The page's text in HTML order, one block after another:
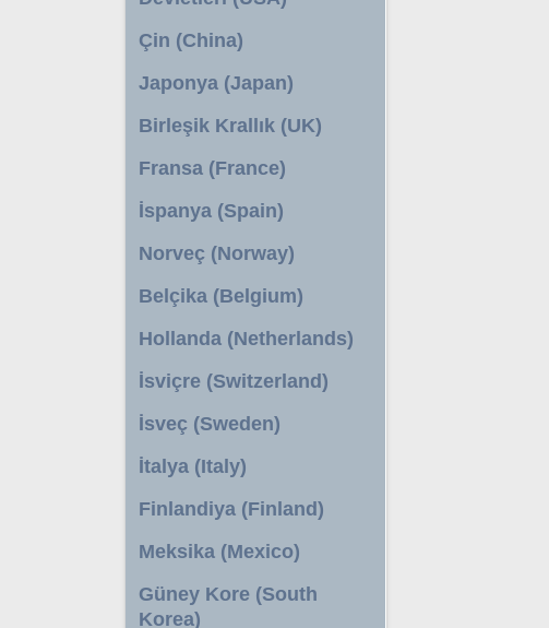
Çin (China)
Japonya (Japan)
Birleşik Krallık (UK)
Fransa (France)
İspanya (Spain)
Norveç (Norway)
Belçika (Belgium)
Hollanda (Netherlands)
İsviçre (Switzerland)
İsveç (Sweden)
İtalya (Italy)
Finlandiya (Finland)
Meksika (Mexico)
Güney Kore (South
Korea)